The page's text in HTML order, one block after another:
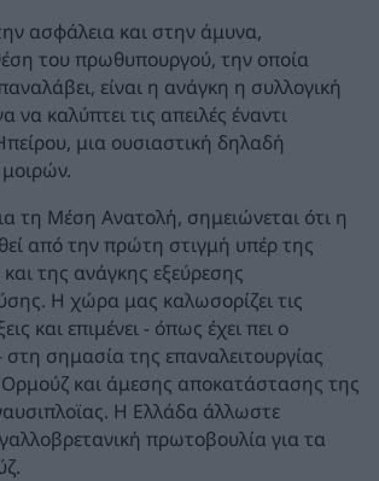
ασφάλεια και στην άμυνα,
του πρωθυπουργού, την οποία
είναι η ανάγκη η συλλογική
καλύπτει τις απειλές έναντι
μια ουσιαστική δηλαδή
τη Μέση Ανατολή, σημειώνεται ότι η
από την πρώτη στιγμή υπέρ της
της ανάγκης εξεύρεσης
Η χώρα μας καλωσορίζει τις
και επιμένει - όπως έχει πει ο
σημασία της επαναλειτουργίας
και άμεσης αποκατάστασης της
Η Ελλάδα άλλωστε
πρωτοβουλία για τα